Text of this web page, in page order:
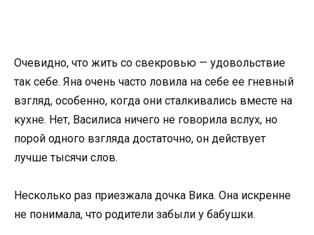
Очевидно, что жить со свекровью — удовольствие
так себе. Яна очень часто ловила на себе ее гневный
взгляд, особенно, когда они сталкивались вместе на
кухне. Нет, Василиса ничего не говорила вслух, но
порой одного взгляда достаточно, он действует
лучше тысячи слов.
Несколько раз приезжала дочка Вика. Она искренне
не понимала, что родители забыли у бабушки.